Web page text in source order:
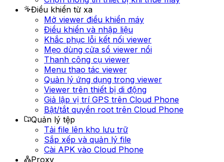
Điều khiển từ xa
Mở viewer điều khiển máy
Điều khiển và nhập liệu
Khắc phục lỗi kết nối viewer
Mẹo dùng cửa sổ viewer nổi
Thanh công cụ viewer
Menu thao tác viewer
Quản lý ứng dụng trong viewer
Viewer trên thiết bị di động
Giả lập vị trí GPS trên Cloud Phone
Bật/tắt quyền root trên Cloud Phone
Quản lý tệp
Tải file lên kho lưu trữ
Sắp xếp và quản lý file
Cài APK vào Cloud Phone
Proxy